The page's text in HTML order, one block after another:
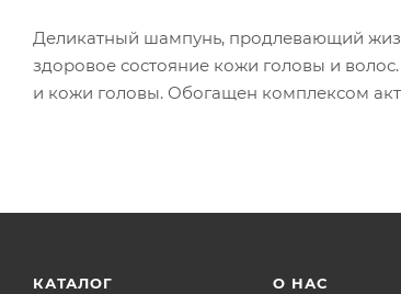
Деликатный шампунь, продлевающий
здоровое состояние кожи головы и
и кожи головы. Обогащен комплексом
КАТАЛОГ О НАС